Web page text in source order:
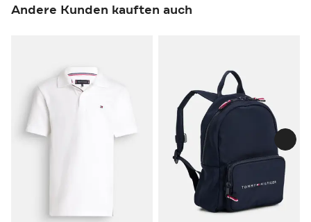
Andere Kunden kauften auch